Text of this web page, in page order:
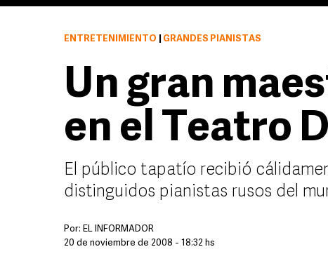
ENTRETENIMIENTO GRANDES PIANISTAS
Un gran
en el Teatro
El público tapatío recibió
distinguidos pianistas rusos del
Por: EL INFORMADOR
20 de noviembre de 2008 - 18:32 hs